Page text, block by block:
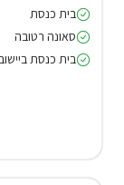
בית כנסת
סאונה רטובה
בית כנסת